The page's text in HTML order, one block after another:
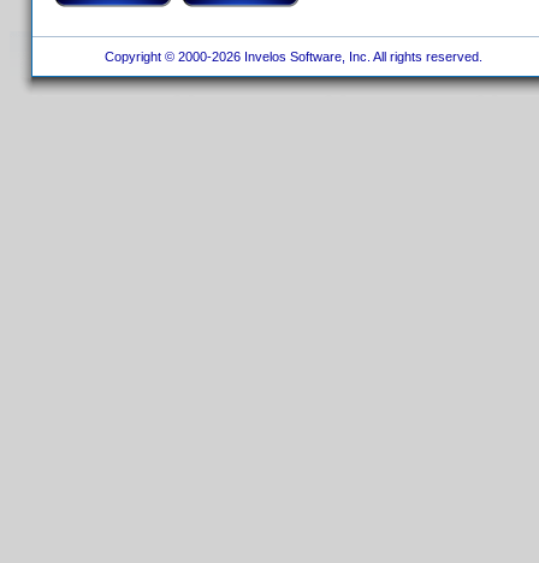
Copyright © 2000-2026 Invelos Software, Inc. All rights reserved.